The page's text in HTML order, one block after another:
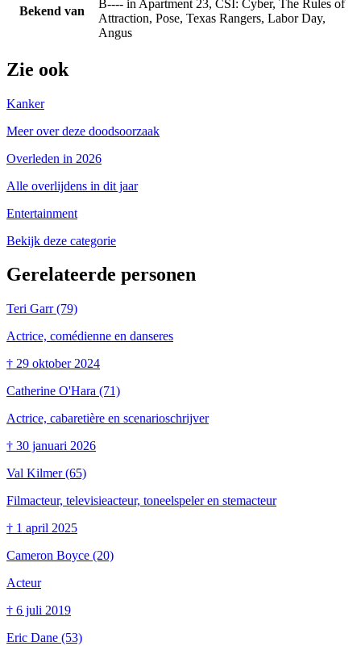
Bekend van
B---- in Apartment 23, CSI: Cyber, The Rules of
Attraction, Pose, Texas Rangers, Labor Day,
Angus
Zie ook
Kanker
Meer over deze doodsoorzaak
Overleden in 2026
Alle overlijdens in dit jaar
Entertainment
Bekijk deze categorie
Gerelateerde personen
Teri Garr(79)
Actrice, comédienne en danseres
† 29 oktober 2024
Catherine O'Hara (71)
Actrice, cabaretière en scenarioschrijver
† 30 januari 2026
Val Kilmer(65)
Filmacteur, televisieacteur, toneelspeler en stemacteur
† 1 april 2025
Cameron Boyce (20)
Acteur
† 6 juli 2019
Eric Dane (53)